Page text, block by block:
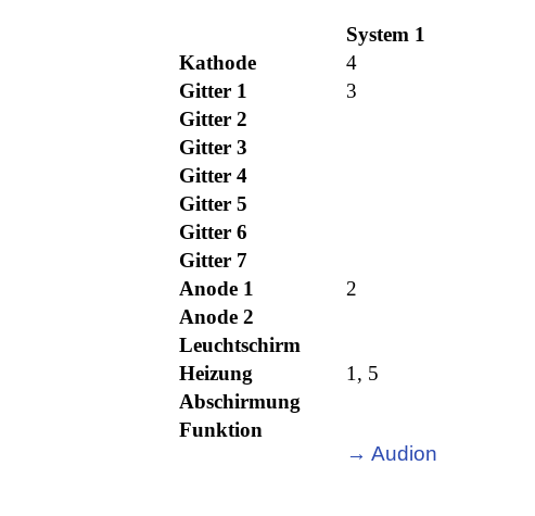
System 1
Kathode
4
Gitter 1
3
Gitter 2
Gitter 3
Gitter 4
Gitter 5
Gitter 6
Gitter 7
Anode 1
2
Anode 2
Leuchtschirm
Heizung
1, 5
Abschirmung
Funktion
→ Audion